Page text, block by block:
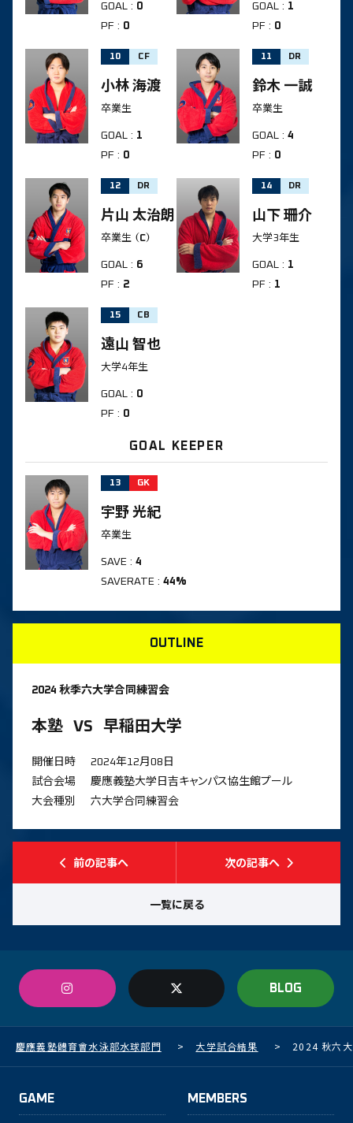
GOAL : 0
PF : 0
GOAL : 1
PF : 0
10 CF
小林 海渡
卒業生
GOAL : 1
PF : 0
11 DR
鈴木 一誠
卒業生
GOAL : 4
PF : 0
12 DR
片山 太治朗
卒業生 （C）
GOAL : 6
PF : 2
14 DR
山下 珊介
大学3年生
GOAL : 1
PF : 1
15 CB
遠山 智也
大学4年生
GOAL : 0
PF : 0
GOAL KEEPER
13 GK
宇野 光紀
卒業生
SAVE : 4
SAVERATE : 44%
OUTLINE
2024 秋季六大学合同練習会
本塾 VS 早稲田大学
開催日時
2024年12月08日
試合会場
慶應義塾大学日吉キャンパス協生館プール
大会種別
六大学合同練習会
前の記事へ
一覧に戻る
次の記事へ
BLOG
慶應義塾體育會水泳部水球部門 > 大学試合結果 > 2024 秋六
GAME MEMBERS